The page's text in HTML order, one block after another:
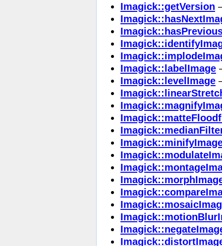
Imagick::getVersion
Imagick::labelImage
Imagick::levelImage